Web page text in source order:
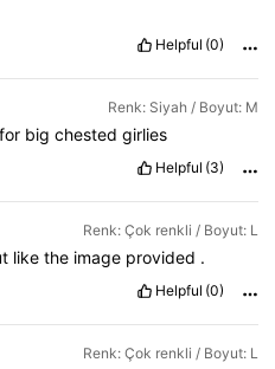
Helpful (0)
Renk: Siyah / Boyut: M
for bigchestedgirlies
Helpful (3)
Renk: Çok renkli / Boyut: L
likethe image provided .
Helpful (0)
Renk: Çok renkli / Boyut: L